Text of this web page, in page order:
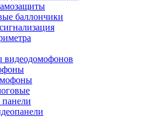
баллончики
видеодомофонов